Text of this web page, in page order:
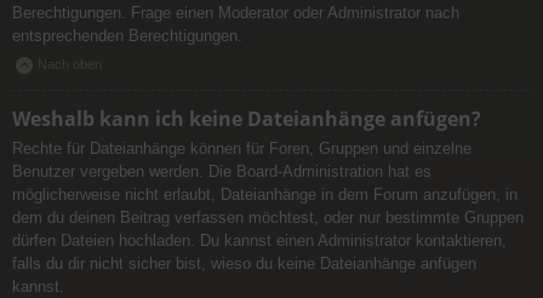
Berechtigungen. Frage einen Moderator oder Administrator nach
entsprechenden Berechtigungen.
Nach oben
Weshalb kann ich keine Dateianhänge anfügen?
Rechte für Dateianhänge können für Foren, Gruppen und einzelne
Benutzer vergeben werden. Die Board-Administration hat es
möglicherweise nicht erlaubt, Dateianhänge in dem Forum anzufügen, in
dem du deinen Beitrag verfassen möchtest, oder nur bestimmte Gruppen
dürfen Dateien hochladen. Du kannst einen Administrator kontaktieren,
falls du dir nicht sicher bist, wieso du keine Dateianhänge anfügen
kannst.